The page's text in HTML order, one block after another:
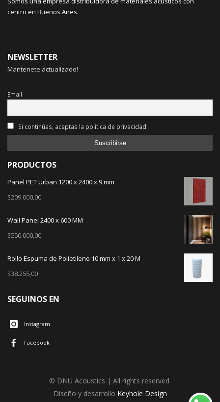
centro en Buenos Aires.
NEWSLETTER
Mantenete actualizado!
Email
Si continúas, aceptas la política de privacidad
PRODUCTOS
Panel PET Urban 1200 x 2400 x 9 mm
$209.000,00
Wall Panel 2400 x 600 MM
$550.000,00
Rollo Espuma de Polietileno 10 mm x 1 x 20 M
$38.255,00
SEGUINOS EN
Instagram
Facebook
© DNU Acoustics | All rights reserved.
Diseño y desarrollo Keyhole Design